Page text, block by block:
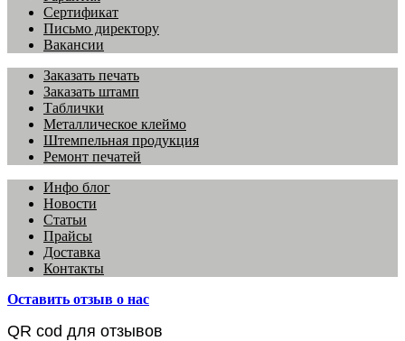
Сертификат
Письмо директору
Вакансии
Заказать печать
Заказать штамп
Таблички
Металлическое клеймо
Штемпельная продукция
Ремонт печатей
Инфо блог
Новости
Статьи
Прайсы
Доставка
Контакты
Оставить отзыв о нас
QR cod для отзывов